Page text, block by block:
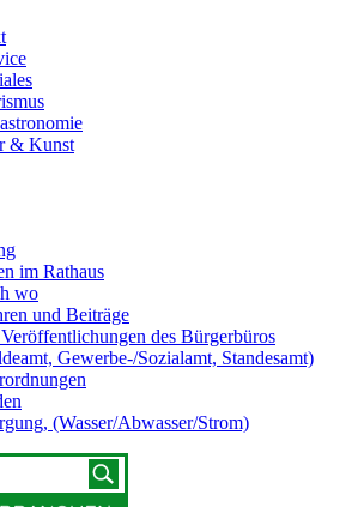
& Kunst
im Rathaus
wo
und Beiträge
des Bürgerbüros
Gewerbe-/Sozialamt, Standesamt)
(Wasser/Abwasser/Strom)